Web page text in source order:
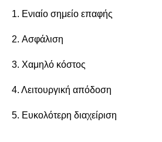
1. Ενιαίο σημείο επαφής
2. Ασφάλιση
3. Χαμηλό κόστος
4. Λειτουργική απόδοση
5. Ευκολότερη διαχείριση